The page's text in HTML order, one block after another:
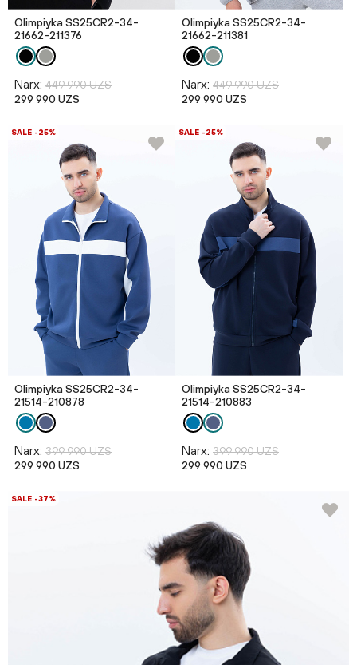
Olimpiyka SS25CR2-34-
21662-211376
Narx: 449 990 UZS
299 990 UZS
Olimpiyka SS25CR2-34-
21662-211381
Narx: 449 990 UZS
299 990 UZS
SALE -25%
Olimpiyka SS25CR2-34-
21514-210878
Narx: 399 990 UZS
299 990 UZS
SALE -25%
Olimpiyka SS25CR2-34-
21514-210883
Narx: 399 990 UZS
299 990 UZS
SALE -37%